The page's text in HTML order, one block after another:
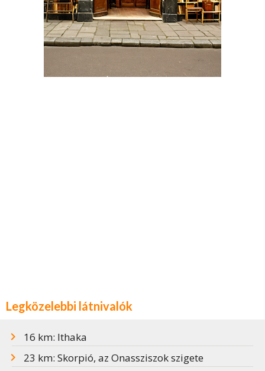
Legközelebbi látnivalók
16 km: Ithaka
23 km: Skorpió, az Onassziszok szigete